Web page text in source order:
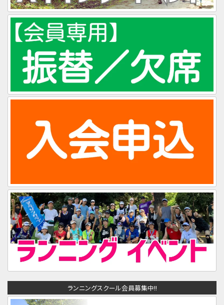
ランニングスクール会員募集中!!